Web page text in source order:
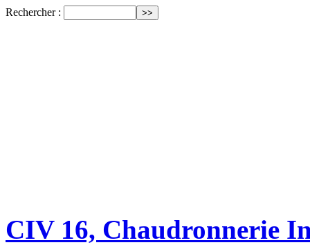
Rechercher :
CIV 16, Chaudronnerie